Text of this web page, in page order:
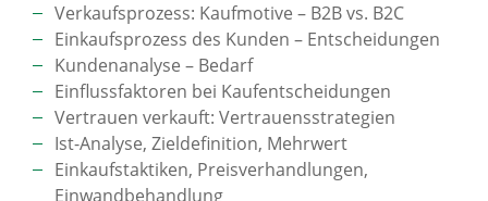
Verkaufsprozess: Kaufmotive – B2B vs. B2C
Einkaufsprozess des Kunden – Entscheidungen
Kundenanalyse – Bedarf
Einflussfaktoren bei Kaufentscheidungen
Vertrauen verkauft: Vertrauensstrategien
Ist-Analyse, Zieldefinition, Mehrwert
Einkaufstaktiken, Preisverhandlungen,
Einwandbehandlung